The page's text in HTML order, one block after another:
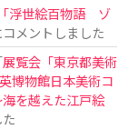
浮世絵百物語 ゾ
コメントしました
展覧会「東京都美術
博物館日本美術コ
を越えた江戸絵